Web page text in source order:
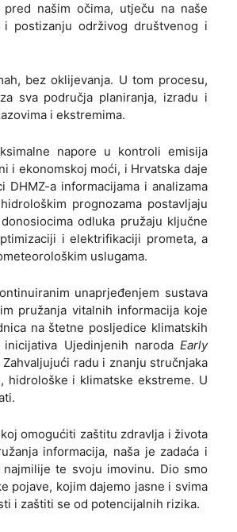
našim očima, utječu na naše
postizanju održivog društvenog i
bez oklijevanja. U tom procesu,
sva područja planiranja, izradu i
i ekstremima.
napore u kontroli emisija
i ekonomskoj moći, i Hrvatska daje
a informacijama i analizama
prognozama postavljaju
odluka pružaju ključne
i elektrifikaciji prometa, a
uslugama.
unaprjeđenjem sustava
pružanja vitalnih informacija koje
na štetne posljedice klimatskih
Ujedinjenih naroda Early
radu i znanju stručnjaka
hidrološke i klimatske ekstreme. U
omogućiti zaštitu zdravlja i života
informacija, naša je zadaća i
te svoju imovinu. Dio smo
pojave, kojim dajemo jasne i svima
i zaštiti se od potencijalnih rizika.